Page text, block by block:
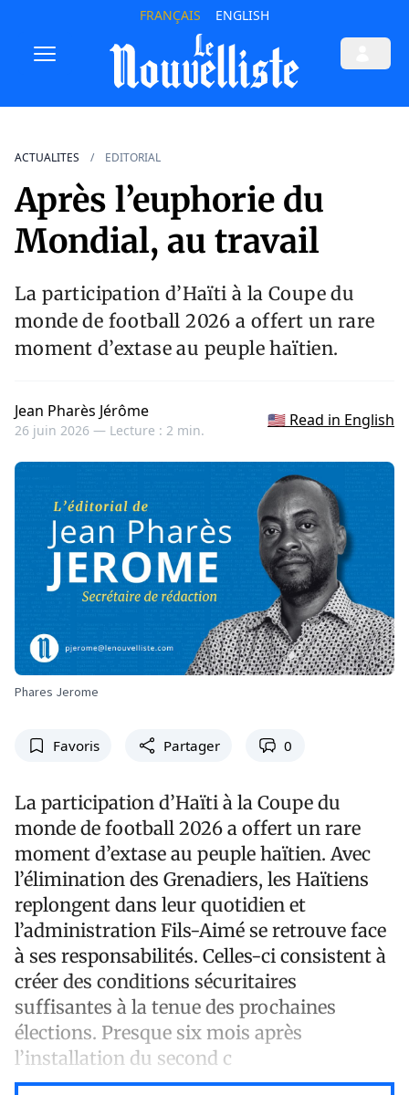
FRANÇAIS ENGLISH
ACTUALITES EDITORIAL
Après l’euphorie du
Mondial, au travail
La participation d’Haïti à la Coupe du
monde de football 2026 a offert un rare
moment d’extase au peuple haïtien.
Jean Pharès Jérôme
26 juin 2026 — Lecture : 2 min.
🇺🇸 Read in English
Phares Jerome
Favoris Partager 0
La participation d’Haïti à la Coupe du
monde de football 2026 a offert un rare
moment d’extase au peuple haïtien. Avec
l’élimination des Grenadiers, les Haïtiens
replongent dans leur quotidien et
l’administration Fils-Aimé se retrouve face
à ses responsabilités. Celles-ci consistent à
créer des conditions sécuritaires
suffisantes à la tenue des prochaines
élections. Presque six mois après
l’installation du second c